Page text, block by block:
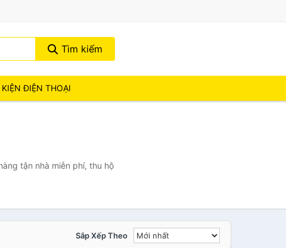
Tìm kiếm
KIỆN ĐIỆN THOẠI
tận nhà miễn phí, thu hộ
Sắp Xếp Theo